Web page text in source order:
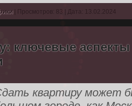
| Просмотров: 83 | Дата: 13.02.2024
ключевые
квартиру может